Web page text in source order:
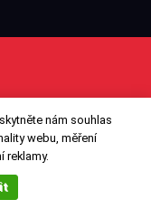
nám souhlas
webu, měření
reklamy.